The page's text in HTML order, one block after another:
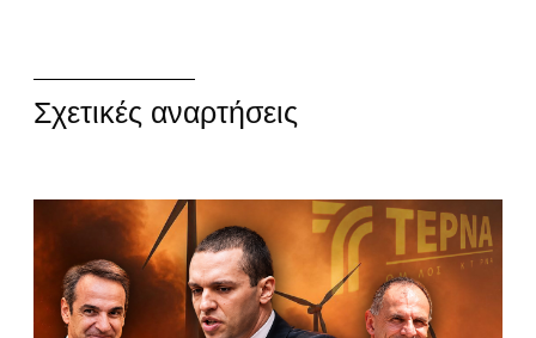
Σχετικές αναρτήσεις